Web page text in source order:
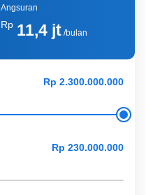
Angsuran
Rp 11,4 jt/bulan